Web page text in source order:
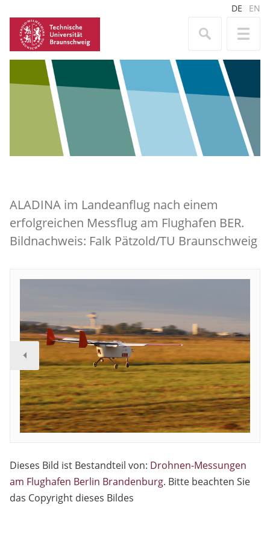
DE EN
ALADINA im Landeanflug nach einem
erfolgreichen Messflug am Flughafen BER.
Bildnachweis: Falk Pätzold/TU Braunschweig
Dieses Bild ist Bestandteil von: Drohnen-Messungen
am Flughafen Berlin Brandenburg. Bitte beachten Sie
das Copyright dieses Bildes